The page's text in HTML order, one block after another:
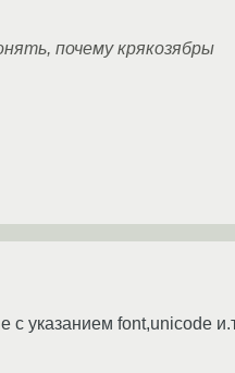
почему крякозябры
с указанием font,unicode